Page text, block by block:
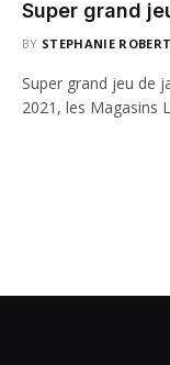
Super grand
BY STEPHANIE
Super grand jeu de
2021, les Magasins